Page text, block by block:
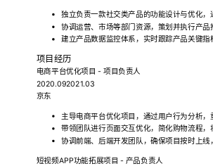
独立负责一款社交类产品的功能设计与优化
协调运营、市场等部门资源，策划并执行产
建立产品数据监控体系，实时跟踪产品关键
项目经历
电商平台优化项目 - 项目负责人
2020.092021.03
京东
主导电商平台优化项目，通过用户行为分析
带领团队进行页面交互优化，简化购物流程
协调前端、后端开发团队，确保项目按时上
短视频APP功能拓展项目 - 产品负责人